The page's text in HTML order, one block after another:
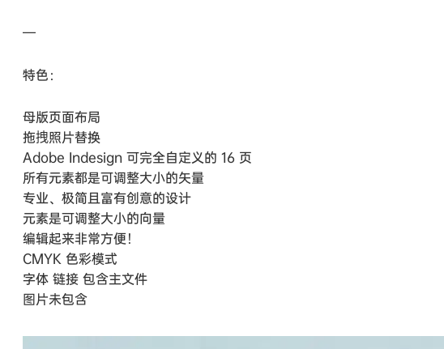
—
特色：
母版页面布局
拖拽照片替换
Adobe Indesign 可完全自定义的 16 页
所有元素都是可调整大小的矢量
专业、极简且富有创意的设计
元素是可调整大小的向量
编辑起来非常方便！
CMYK 色彩模式
字体 链接 包含主文件
图片未包含